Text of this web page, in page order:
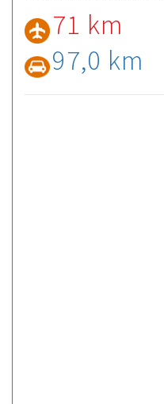
71 km
97,0 km